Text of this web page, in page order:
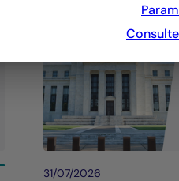
31/07/2026